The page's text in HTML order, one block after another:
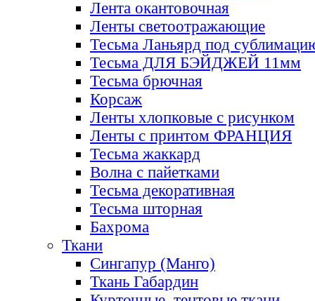
Лента окантовочная
Ленты светоотражающие
Тесьма Ланьярд под
Тесьма ДЛЯ БЭЙДЖЕЙ 11мм
Тесьма брючная
Корсаж
Ленты хлопковые с рисунком
Ленты с принтом ФРАНЦИЯ
Тесьма жаккард
Волна с пайетками
Тесьма декоративная
Тесьма шторная
Бахрома
Ткани
Сингапур (Манго)
Ткань Габардин